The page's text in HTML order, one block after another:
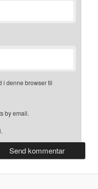
i denne browser til
by email.